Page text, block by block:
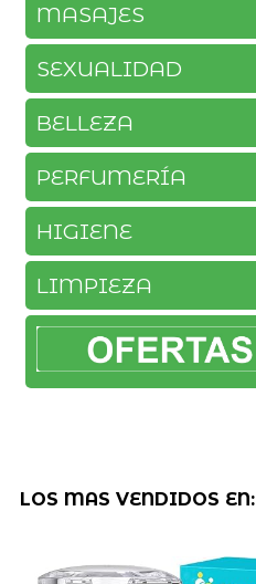
MASAJES
SEXUALIDAD
BELLEZA
PERFUMERÍA
HIGIENE
LIMPIEZA
LOS MAS VENDIDOS EN: